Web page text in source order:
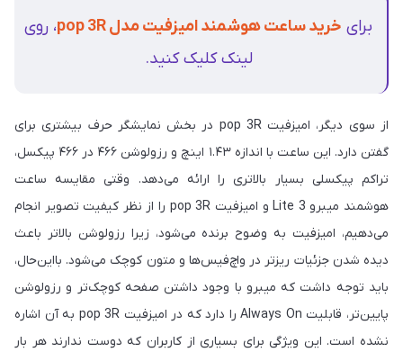
برای خرید ساعت هوشمند امیزفیت مدل pop 3R
، روی
لینک کلیک کنید.
از سوی دیگر، امیزفیت pop 3R در بخش نمایشگر حرف بیشتری برای
گفتن دارد. این ساعت با اندازه ۱.۴۳ اینچ و رزولوشن ۴۶۶ در ۴۶۶ پیکسل،
تراکم پیکسلی بسیار بالاتری را ارائه می‌دهد. وقتی مقایسه ساعت
هوشمند میبرو Lite 3 و امیزفیت pop 3R را از نظر کیفیت تصویر انجام
می‌دهیم، امیزفیت به وضوح برنده می‌شود، زیرا رزولوشن بالاتر باعث
دیده شدن جزئیات ریزتر در واچ‌فیس‌ها و متون کوچک می‌شود. بااین‌حال،
باید توجه داشت که میبرو با وجود داشتن صفحه کوچک‌تر و رزولوشن
پایین‌تر، قابلیت Always On را دارد که در امیزفیت pop 3R به آن اشاره
نشده است. این ویژگی برای بسیاری از کاربران که دوست ندارند هر بار